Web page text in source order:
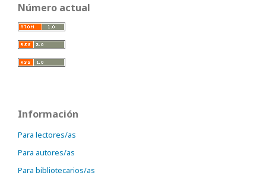
Número actual
Información
Para lectores/as
Para autores/as
Para bibliotecarios/as